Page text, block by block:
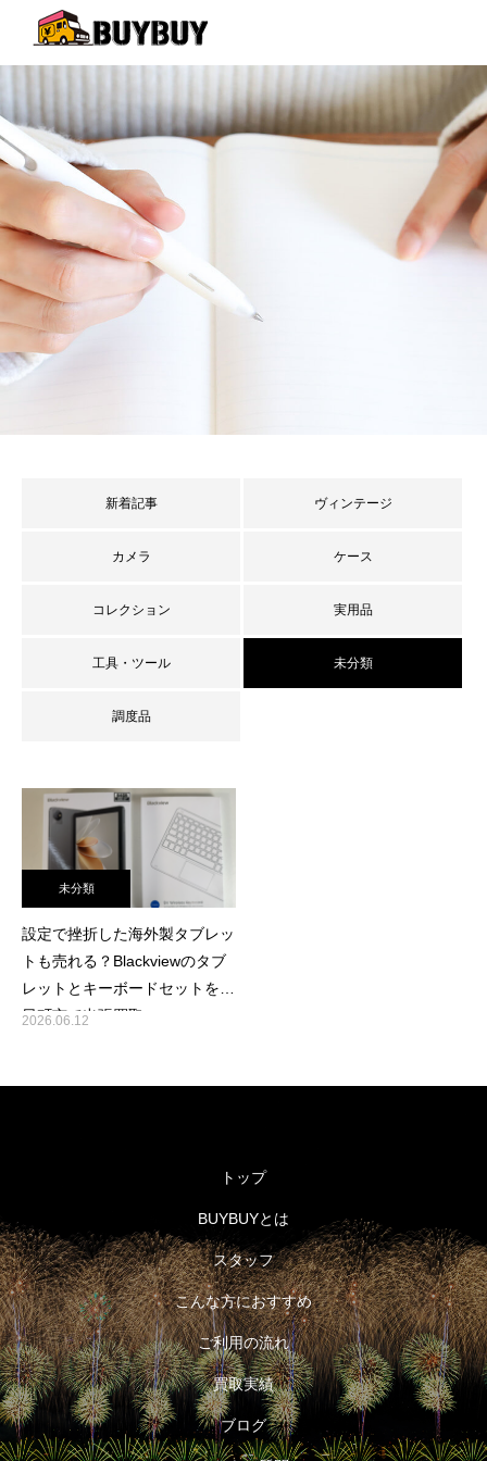
査定員ブログ
新着記事 ヴィンテージ
カメラ ケース
コレクション 実用品
工具・ツール 未分類
調度品
未分類
設定で挫折した海外製タブレッ
トも売れる？Blackviewのタブ
レットとキーボードセットを十
日町市で出張買取
2026.06.12
トップ
BUYBUYとは
スタッフ
こんな方におすすめ
ご利用の流れ
買取実績
ブログ